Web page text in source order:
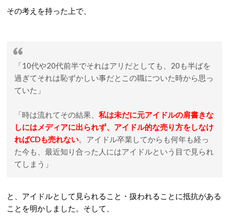
その考えを持った上で、
「10代や20代前半でそれはアリだとしても、20も半ばを
過ぎてそれは恥ずかしい事だとこの職についた時から思っ
ていた」
「時は流れてその結果、 私は未だに元アイドルの肩書きな
しにはメディアに出られず、アイドル的な売り方をしなけ
ればCDも売れない。アイドル卒業してからも何年も経っ
た今も、最近知り合った人にはアイドルという目で見られ
てしまう」
と、アイドルとして見られること・扱われることに抵抗がある
ことを明かしました。そして、